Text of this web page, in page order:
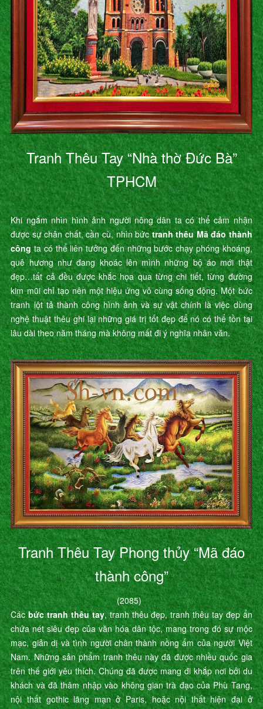
Tranh Thêu Tay “Nhà thờ Đức Bà”
TPHCM
Khi ngắm nhìn hình ảnh người nông dân ta có thể cảm nhận
được sự chân chất, cần cù, nhìn bứctranh thêu Mã đáo thành
côngta có thể liên tưởng đến những bước chạy phóng khoáng,
quê hương như đang khoác lên mình những bộ áo mới thật
đẹp…tất cả đều được khắc họa qua từng chi tiết, từng đường
kim mũi chỉ tạo nên một hiệu ứng vô cùng sống động. Một bức
tranh lột tả thành công hình ảnh và sự vật chính là việc dùng
nghệ thuật thêu ghi lại những giá trị tốt đẹp để nó có thể tồn tại
lâu dài theo năm tháng mà không mất đi ý nghĩa nhân văn.
Tranh Thêu Tay Phong thủy “Mã đáo
thành công”
(2085)
Cácbức tranh thêu tay, tranh thêu đẹp, tranh thêu tay đẹp ẩn
chứa nét siêu đẹp của văn hóa dân tộc, mang trong đó sự mộc
mạc, giản dị và tình người chân thành nồng ấm của người Việt
Nam. Những sản phẩm tranh thêu này đã được nhiều quốc gia
trên thế giới yêu thích. Chúng đã được mang đi khắp nơi bởi du
khách và đã thâm nhập vào không gian trà đạo của Phù Tang,
nội thất gothic lãng mạn ở Paris, hoặc nội thất hiện đại ở